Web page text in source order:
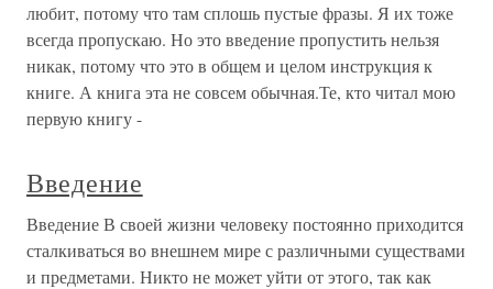
любит, потому что там сплошь пустые фразы. Я их тоже
всегда пропускаю. Но это введение пропустить нельзя
никак, потому что это в общем и целом инструкция к
книге. А книга эта не совсем обычная.Те, кто читал мою
первую книгу -
Введение
Введение В своей жизни человеку постоянно приходится
сталкиваться во внешнем мире с различными существами
и предметами. Никто не может уйти от этого, так как